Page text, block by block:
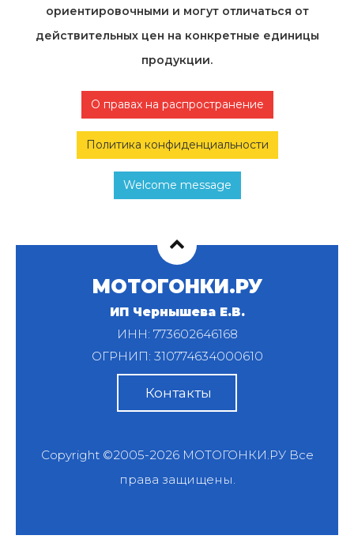
ориентировочными и могут отличаться от
действительных цен на конкретные единицы
продукции.
О правах на распространение
Политика конфиденциальности
Welcome message
МОТОГОНКИ.РУ
ИП Чернышева Е.В.
ИНН: 773602646168
ОГРНИП: 310774634000610
Контакты
Copyright ©2005-2026 МОТОГОНКИ.РУВсе
права защищены.